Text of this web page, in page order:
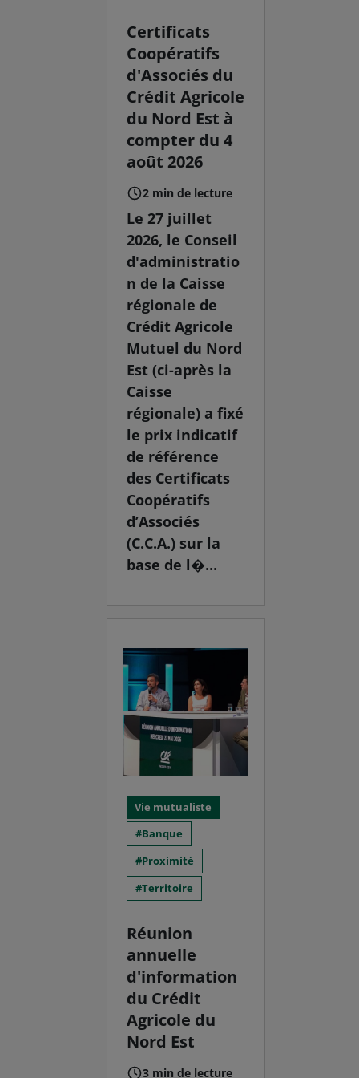
Certificats
Coopératifs
d'Associés du
Crédit Agricole
du Nord Est à
compter du 4
août 2026
2 min de lecture
Le 27 juillet
2026, le Conseil
d'administratio
n de la Caisse
régionale de
Crédit Agricole
Mutuel du Nord
Est (ci-après la
Caisse
régionale) a fixé
le prix indicatif
de référence
des Certificats
Coopératifs
d’Associés
(C.C.A.) sur la
base de l�...
Vie mutualiste
Banque
Proximité
Territoire
Réunion
annuelle
d'information
du Crédit
Agricole du
Nord Est
3 min de lecture